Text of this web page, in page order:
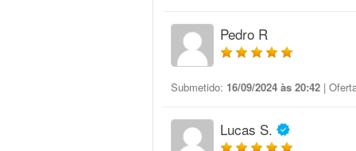
Pedro R
Submetido: 16/09/2024 às 20:42 |
Lucas S.